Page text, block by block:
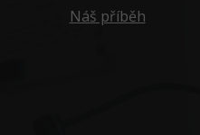
Náš příběh